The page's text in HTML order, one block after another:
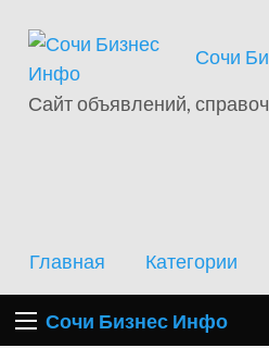
ВокзалыСочи
Сайт объявлений,
Главная Категории
Сочи Бизнес Инфо